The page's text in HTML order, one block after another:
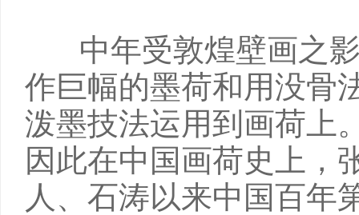
中年受敦煌壁画之
作巨幅的墨荷和用没骨
泼墨技法运用到画荷上
因此在中国画荷史上，
人、石涛以来中国百年